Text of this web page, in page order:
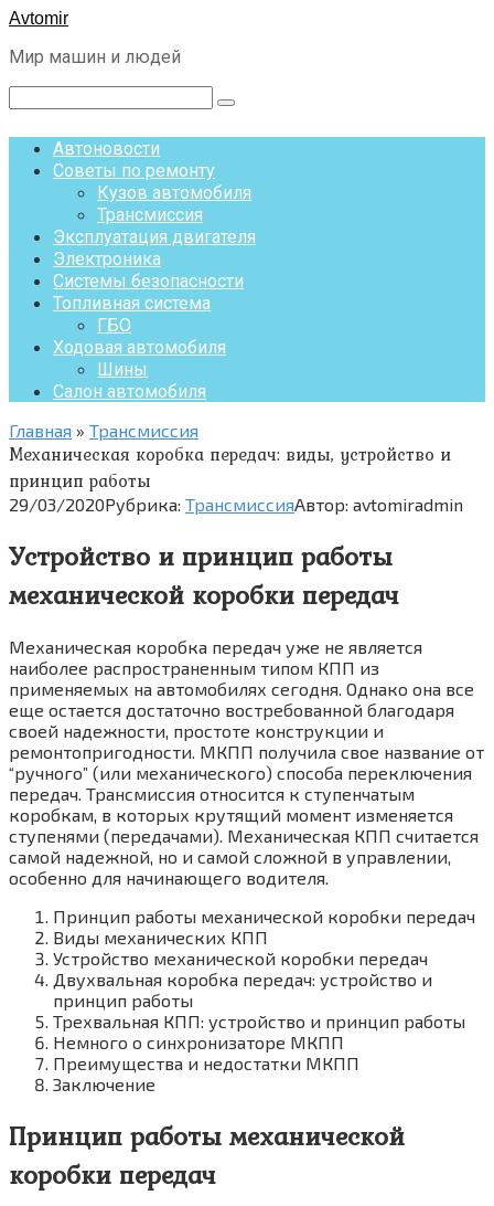
Перейти
контенту
Avtomir
Мир машин и людей
Поиск:
Автоновости
Советы по ремонту
Кузов автомобиля
Трансмиссия
Эксплуатация двигателя
Электроника
Системы безопасности
Топливная система
ГБО
Ходовая автомобиля
Шины
Салон автомобиля
Главная » Трансмиссия
Механическая коробка передач: виды, устройство и
принцип работы
29/03/2020Рубрика: ТрансмиссияАвтор: avtomiradmin
Устройство и принцип работы
механической коробки передач
Механическая коробка передач уже не является
наиболее распространенным типом КПП из
применяемых на автомобилях сегодня. Однако она все
еще остается достаточно востребованной благодаря
своей надежности, простоте конструкции и
ремонтопригодности. МКПП получила свое название от
“ручного” (или механического) способа переключения
передач. Трансмиссия относится к ступенчатым
коробкам, в которых крутящий момент изменяется
ступенями (передачами). Механическая КПП считается
самой надежной, но и самой сложной в управлении,
особенно для начинающего водителя.
Принцип работы механической коробки передач
Виды механических КПП
Устройство механической коробки передач
Двухвальная коробка передач: устройство и
принцип работы
Трехвальная КПП: устройство и принцип работы
Немного о синхронизаторе МКПП
Преимущества и недостатки МКПП
Заключение
Принцип работы механической
коробки передач